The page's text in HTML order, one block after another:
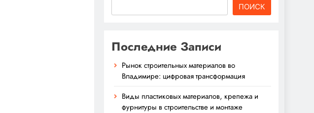
ПОИСК
Последние Записи
Рынок строительных материалов во
Владимире: цифровая трансформация
Виды пластиковых материалов, крепежа и
фурнитуры в строительстве и монтаже